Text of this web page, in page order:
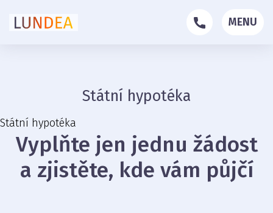
MENU
Státní hypotéka
Státní hypotéka
Vyplňte jen jednu žádost
a zjistěte, kde vám půjčí